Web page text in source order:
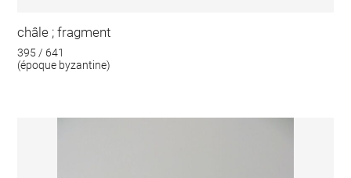
châle ; fragment
395 / 641
(époque byzantine)